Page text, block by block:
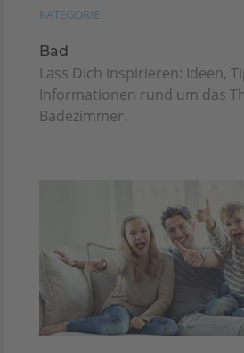
KATEGORIE
Bad
Lass Dich inspirieren: Ideen,
Informationen rund um das
Badezimmer.